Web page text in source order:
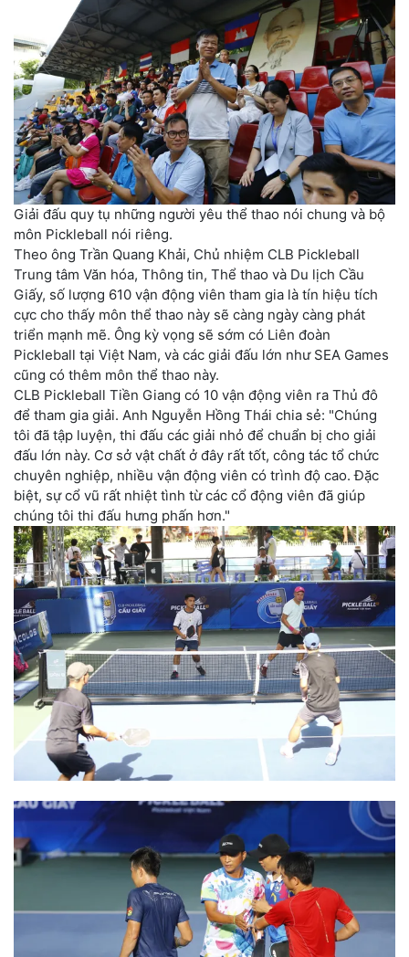
Giải đấu quy tụ những người yêu thể thao nói chung và bộ
môn Pickleball nói riêng.
Theo ông Trần Quang Khải, Chủ nhiệm CLB Pickleball
Trung tâm Văn hóa, Thông tin, Thể thao và Du lịch Cầu
Giấy, số lượng 610 vận động viên tham gia là tín hiệu tích
cực cho thấy môn thể thao này sẽ càng ngày càng phát
triển mạnh mẽ. Ông kỳ vọng sẽ sớm có Liên đoàn
Pickleball tại Việt Nam, và các giải đấu lớn như SEA Games
cũng có thêm môn thể thao này.
CLB Pickleball Tiền Giang có 10 vận động viên ra Thủ đô
để tham gia giải. Anh Nguyễn Hồng Thái chia sẻ: "Chúng
tôi đã tập luyện, thi đấu các giải nhỏ để chuẩn bị cho giải
đấu lớn này. Cơ sở vật chất ở đây rất tốt, công tác tổ chức
chuyên nghiệp, nhiều vận động viên có trình độ cao. Đặc
biệt, sự cổ vũ rất nhiệt tình từ các cổ động viên đã giúp
chúng tôi thi đấu hưng phấn hơn."